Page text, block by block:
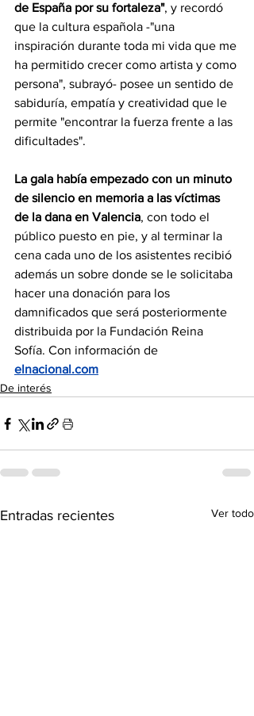
de España por su fortaleza", y recordó
que la cultura española -"una
inspiración durante toda mi vida que me
ha permitido crecer como artista y como
persona", subrayó- posee un sentido de
sabiduría, empatía y creatividad que le
permite "encontrar la fuerza frente a las
dificultades".
La gala había empezado con un minuto
de silencio en memoria a las víctimas
de la dana en Valencia, con todo el
público puesto en pie, y al terminar la
cena cada uno de los asistentes recibió
además un sobre donde se le solicitaba
hacer una donación para los
damnificados que será posteriormente
distribuida por la Fundación Reina
Sofía. Con información de
elnacional.com
De interés
Entradas recientes Ver todo